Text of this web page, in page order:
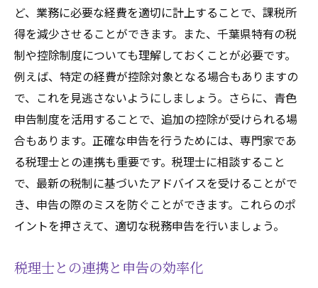
ど、業務に必要な経費を適切に計上することで、課税所
得を減少させることができます。また、千葉県特有の税
制や控除制度についても理解しておくことが必要です。
例えば、特定の経費が控除対象となる場合もありますの
で、これを見逃さないようにしましょう。さらに、青色
申告制度を活用することで、追加の控除が受けられる場
合もあります。正確な申告を行うためには、専門家であ
る税理士との連携も重要です。税理士に相談すること
で、最新の税制に基づいたアドバイスを受けることがで
き、申告の際のミスを防ぐことができます。これらのポ
イントを押さえて、適切な税務申告を行いましょう。
税理士との連携と申告の効率化